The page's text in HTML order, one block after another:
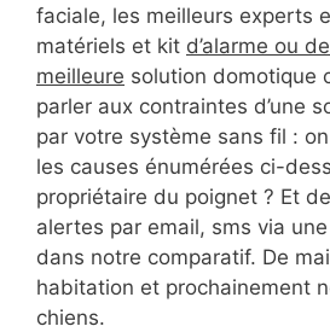
faciale, les meilleurs experts
matériels et kit d’alarme ou
meilleure solution domotique
parler aux contraintes d’une
par votre système sans fil :
les causes énumérées ci-
propriétaire du poignet ? Et
alertes par email, sms via
dans notre comparatif. De
habitation et prochainement
chiens.